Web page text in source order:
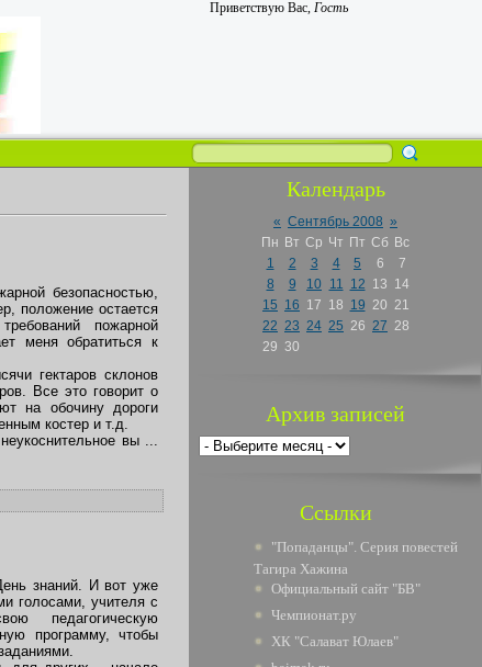
Приветствую Вас, Гость
безопасностью,
положение остается
пожарной
меня обратиться к
гектаров склонов
Все это говорит о
на обочину дороги
костер и т.д.
вы ...
знаний. И вот уже
голосами, учителя с
педагогическую
программу, чтобы
Календарь
« Сентябрь 2008 »
Пн Вт Ср Чт Пт Сб Вс
1
2 3 4 5 6
7
8
9 10 11 12 13 14
15 16 17 18 19 20 21
22 23 24 25 26 27 28
29 30
Архив записей
Ссылки
"Попаданцы". Серия повестей
Тагира Хажина
Официальный сайт "БВ"
Чемпионат.ру
ХК "Салават Юлаев"